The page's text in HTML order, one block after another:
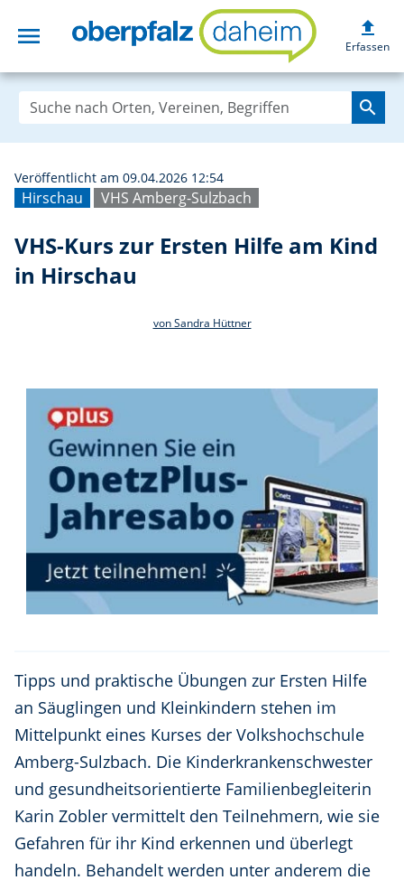
menu VHS-Kurs zur
upload
Erfassen
search
Hirschau VHS Amberg-Sulzbach
Veröffentlicht am 09.04.2026 12:54
VHS-Kurs zur Ersten Hilfe am Kind
in Hirschau
von Sandra Hüttner
Tipps und praktische Übungen zur Ersten Hilfe
an Säuglingen und Kleinkindern stehen im
Mittelpunkt eines Kurses der Volkshochschule
Amberg-Sulzbach. Die Kinderkrankenschwester
und gesundheitsorientierte Familienbegleiterin
Karin Zobler vermittelt den Teilnehmern, wie sie
Gefahren für ihr Kind erkennen und überlegt
handeln. Behandelt werden unter anderem die